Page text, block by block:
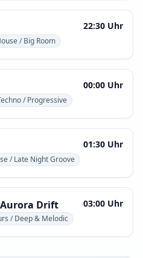
/ Big Room
22:30 Uhr
/ Progressive
00:00 Uhr
/ Late Night Groove
01:30 Uhr
Drift
/ Deep & Melodic
03:00 Uhr